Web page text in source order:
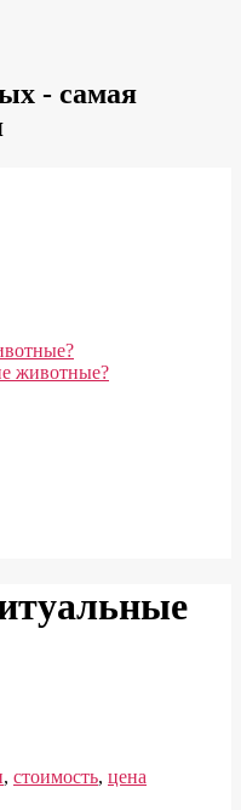
- самая
животные?
, стоимость, цена